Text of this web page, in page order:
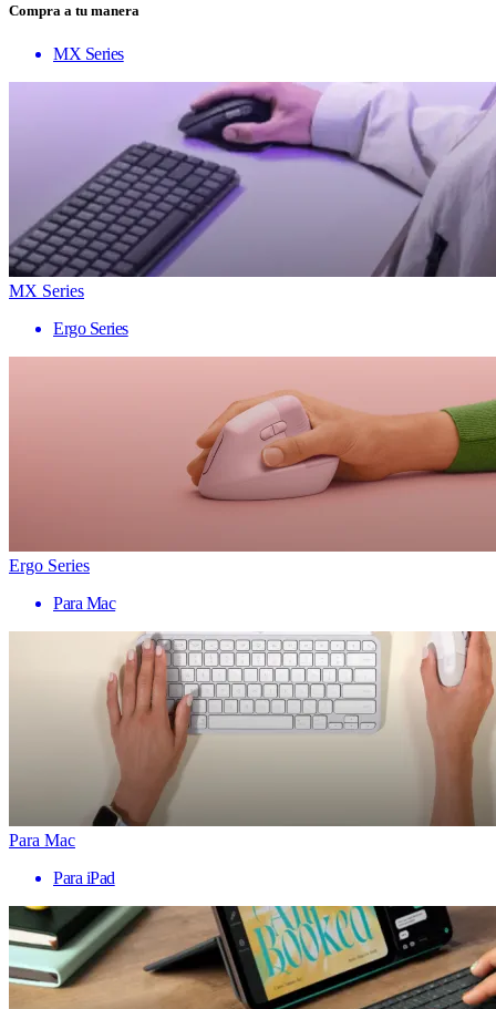
Compra a tu manera
MX Series
MX Series
Ergo Series
Ergo Series
Para Mac
Para Mac
Para iPad